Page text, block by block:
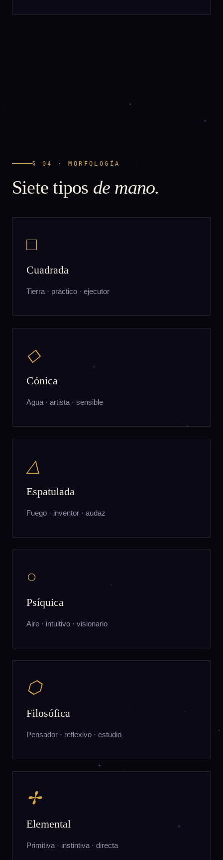
§ 04 · MORFOLOGÍA
Siete tipos de mano.
□
Cuadrada
Tierra · práctico · ejecutor
◇
Cónica
Agua · artista · sensible
△
Espatulada
Fuego · inventor · audaz
○
Psíquica
Aire · intuitivo · visionario
⬡
Filosófica
Pensador · reflexivo · estudio
✢
Elemental
Primitiva · instintiva · directa